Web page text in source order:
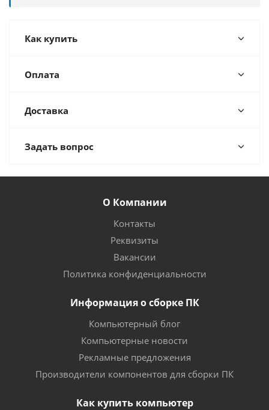
Как купить
Оплата
Доставка
Задать вопрос
О Компании
Контакты
Реквизиты
Вакансии
Политика конфиденциальности
Информация о сборке ПК
Компьютерный блог
Компьютерные новости
Рекламные предложения
Производители компонентов для сборки ПК
Как купить компьютер